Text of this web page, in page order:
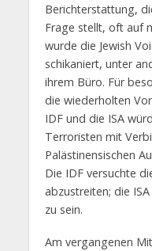
Berichterstattung,
Frage stellt, oft auf
wurde die Jewish
schikaniert, unter
ihrem Büro. Für
die wiederholten
IDF und die ISA
Terroristen mit
Palästinensischen
Die IDF versuchte
abzustreiten; die
zu sein.
Am vergangenen